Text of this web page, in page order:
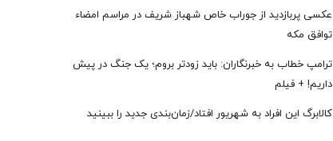
عکسی پربازدید از جوراب‌ خاص شهباز شریف در مراسم امضاء
توافق‌ مکه
ترامپ خطاب به خبرنگاران: باید زودتر بروم؛ یک جنگ در پیش
داریم! + فیلم
کالابرگ این افراد به شهریور افتاد/زمان‌بندی جدید را ببینید